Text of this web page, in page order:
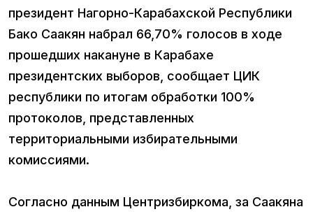
президент Нагорно-Карабахской Республики
Бако Саакян набрал 66,70% голосов в ходе
прошедших накануне в Карабахе
президентских выборов, сообщает ЦИК
республики по итогам обработки 100%
протоколов, представленных
территориальными избирательными
комиссиями.
Согласно данным Центризбиркома, за Саакяна